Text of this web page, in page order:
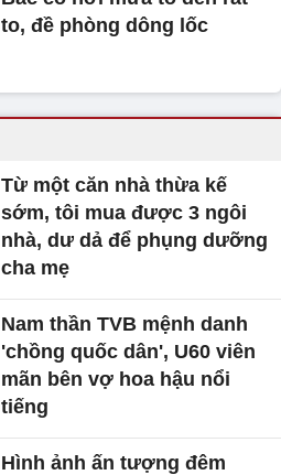
to, đề phòng dông lốc
Từ một căn nhà thừa kế
sớm, tôi mua được 3 ngôi
nhà, dư dả để phụng dưỡng
cha mẹ
Nam thần TVB mệnh danh
'chồng quốc dân', U60 viên
mãn bên vợ hoa hậu nổi
tiếng
Hình ảnh ấn tượng đêm